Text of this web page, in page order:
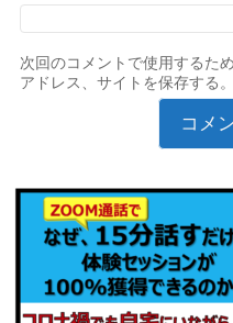
次回のコメントで使用するた
アドレス、サイトを保存する。